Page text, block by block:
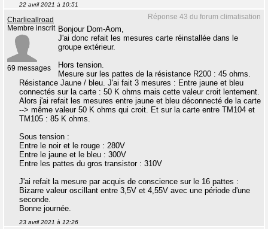
22 avril 2021 à 10:51
Réponse 43 du forum climatisation
Charlieallroad
Membre inscrit
69 messages
Bonjour Dom-Aom,
J'ai donc refait les mesures carte réinstallée dans le
groupe extérieur.
Hors tension.
Mesure sur les pattes de la résistance R200 : 45 ohms.
Résistance Jaune / bleu. J'ai fait 3 mesures : Entre jaune et bleu
connectés sur la carte : 50 K ohms mais cette valeur croit lentement.
Alors j'ai refait les mesures entre jaune et bleu déconnecté de la carte
--> même valeur 50 K ohms qui croit. Et sur la carte entre TM104 et
TM105 : 85 K ohms.
Sous tension :
Entre le noir et le rouge : 280V
Entre le jaune et le bleu : 300V
Entre les pattes du gros transistor : 310V
J'ai refait la mesure par acquis de conscience sur le 16 pattes :
Bizarre valeur oscillant entre 3,5V et 4,55V avec une période d'une
seconde.
Bonne journée.
23 avril 2021 à 12:26